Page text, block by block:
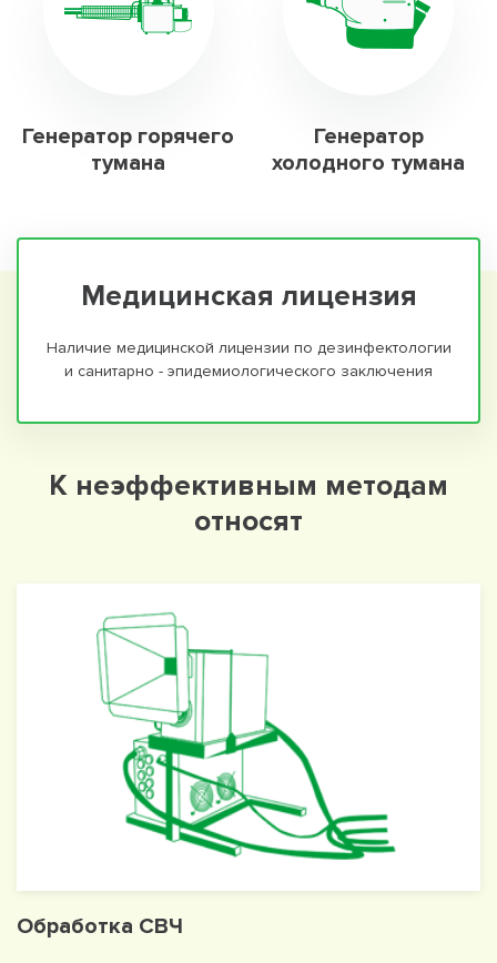
Генератор горячего
тумана
Генератор
холодного тумана
Медицинская лицензия
Наличие медицинской лицензии по дезинфектологии
и санитарно - эпидемиологического заключения
К неэффективным методам
относят
Обработка СВЧ